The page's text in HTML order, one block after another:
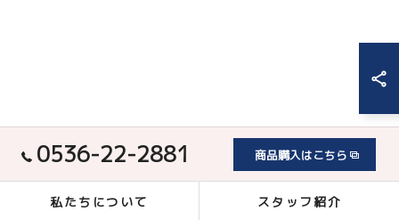
0536-22-2881 商品購入はこちら
私たちについて スタッフ紹介